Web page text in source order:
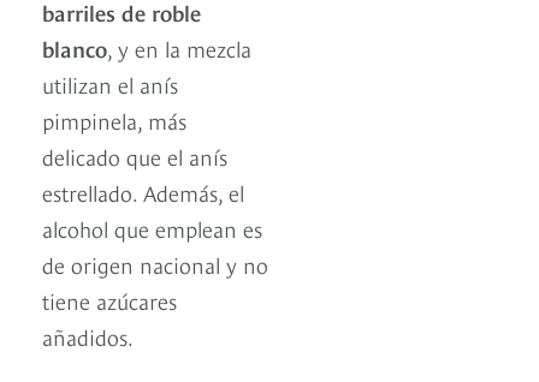
barriles de roble
blanco , y en la mezcla
utilizan el anís
pimpinela, más
delicado que el anís
estrellado. Además, el
alcohol que emplean es
de origen nacional y no
tiene azúcares
añadidos.